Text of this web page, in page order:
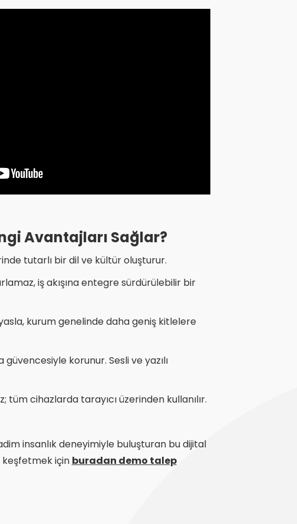
Avantajları Sağlar?
tutarlı bir dil ve kültür oluşturur.​
iş akışına entegre sürdürülebilir bir
kurum genelinde daha geniş kitlelere
güvencesiyle korunur. Sesli ve yazılı
tüm cihazlarda tarayıcı üzerinden kullanılır.​
insanlık deneyimiyle buluşturan bu dijital
için buradan demo talep